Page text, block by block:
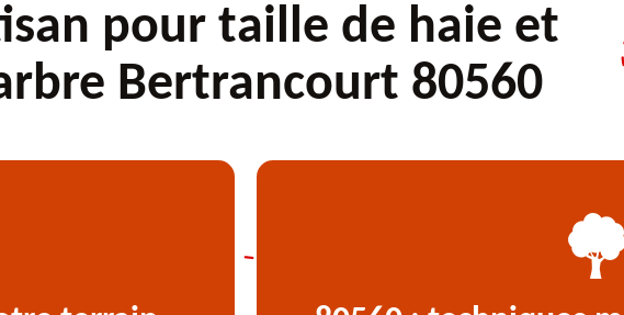
pour taille de haie et
Bertrancourt 80560